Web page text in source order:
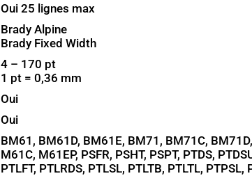
Oui 25 lignes max
Brady Alpine
Brady Fixed Width
4 – 170 pt
1 pt = 0,36 mm
Oui
Oui
BM61, BM61D, BM61E, BM71, BM71C,
M61C, M61EP, PSFR, PSHT, PSPT, PTDS,
PTLFT, PTLRDS, PTLSL, PTLTB, PTLTL, PTPSL,